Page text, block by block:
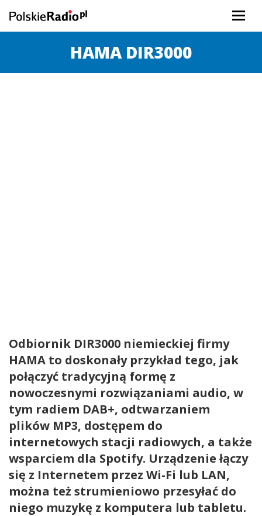
HAMA DIR3000
Odbiornik DIR3000 niemieckiej firmy
HAMA to doskonały przykład tego, jak
połączyć tradycyjną formę z
nowoczesnymi rozwiązaniami audio, w
tym radiem DAB+, odtwarzaniem
plików MP3, dostępem do
internetowych stacji radiowych, a także
wsparciem dla Spotify. Urządzenie łączy
się z Internetem przez Wi-Fi lub LAN,
można też strumieniowo przesyłać do
niego muzykę z komputera lub tabletu.